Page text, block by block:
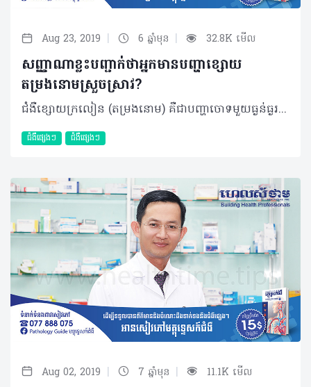
Aug 23, 2019 | 6 ឆ្នាំមុន | 32.8K មើល
សញ្ញាណាខ្លះបញ្ជាក់ថាអ្នកមានបញ្ហាខ្សោយ
តម្រងនោមស្រួចស្រាវ?
ជំងឺខ្សោយក្រលៀន (តម្រងនោម) គឺជាបញ្ហាចោទមួយធ្ងន់ធ្ងរផងដែរ។ ជាក់ស្តែង ប្រទេសកម្ពុជា ជំងឺខ្សោយក្រលៀនជាប្រធានបទក្តៅគគុកមួយដែលប្រជាជនកំពុងតែចាប់អារម្មណ៍ ហើយក៏មានការភ័យខ្លាចថែមទៀតផង។ តើអ្វីជាបញ្ហាខ្សោយតម្រងនោមស្រួចស្រាវ? បញ្ហាខ្សោយតម្រងនោមស្រួចស្រាវគឺជាការថយចុះភ្លាមៗនូវមុខងារនៃការច្រោះទឹកនោម ( La baisse brutale du debit de filtration glomerulaire) បណ្តាលឲ្យមានការចាល់នូវសារធាតុពុលក្នុងរាងកាយ (Hyperuricémie, Hypercréatininémie…)។ អ្វីជាមូលហេតុចម្បង និងកត្តាជំរុញនៃបញ្ហាខ្សោយតម្រងនោមស្រួចស្រាវ? • ការខ្សោយក្រលៀនស្រួចស្រាវដោយការស្ទះផ្លូវបង្ហួរនោម (IRA Obstructive) ក្រួសក្នុងប្រព័ន្ធបង្ហូរទឹកនោម។ ក្នុងនោះក៏មានករណីពិសេសមួយចំនួនផងដែរ ដូចជាក្រួសស្ទះបង្ហូរទឹកនោមនៃបុគ្គលដែលមានតម្រងនោមតែម្ខាងពីកំណើត(Rein Unique)។ មួយវិញទៀតគឺក្រួសស្ទះក្នុងផ្លូវបង្ហូរទឹកនោមទាំងសងខាងតែម្តង (Lithiases Urinaires Obstructives Bilaterales) • ការខ្សោយក្រលៀនស្រួចស្រាវនៃមុខងារ (IRA Fonctionnelle) ការបាត់បង់ជាតិទឹកខាងក្រៅកោសិកាក្នុងករណីនេះមានដូចជា៖ បាត់បង់ជាតិទឹកតាមរយៈការក្អួត រាកខ្លាំង ការរលាកខ្លាំង ការនោមច្រើននៃអ្នកជំងឺទឹកនោមផ្អែម ឬការនោមច្រើនក្រោយពេលវះកាត់ក្រួសក្នុងប្រព័ន្ធផ្លូវបង្ហូរទឹកនោម (Syndrome de leve d’ostacle) ការថយចុះនៃបរិមាណឈាម ទឹកនោមប្រៃធ្ងន់ធ្ងរ ក្រិនថ្លើមធ្ងន់ធ្ងរ ការចុះសម្ពាធឈាម និងការព្យាបាលដោយថ្នាំបញ្ចុះទឹកនោមហួសកម្រិត ឬមិនបានទៅពិនិត្យតាមដានជាមួយវេជ្ជបណ្ឌិត • ការខូចខាតទៅលើសាច់តម្រងនោមតែម្តង (IRA Organique)។ ក្រៅពីមូលហេតុចម្បងខាងលើ ក៏មានកត្តាជំរុញផ្សេងទៀតផងដែររួមមាន៖ ជំងឺដុំសាច់ប្រូស្តាត ដុំសាច់ប្លោកនោម មហារីកមាត់ស្បូន ឬដៃស្បូនដែលមានការរីករាលដាលស៊ីដល់ផ្លូវបង្ហូរទឹកនោម ឬអាចសង្កត់ទៅលើផ្លូវបង្ហូរទឹកនោម ព្រមទាំងមានការរលាកសាច់តម្រងនោមរុំារ៉ៃនិងការចុះខ្សោយក្រពេញលើតម្រងនោម (Insuffisance Surrénale)។ ក្នុងនេះផងដែរ គេសង្កេតឃើញថា បុគ្គលដែលងាយប្រឈមនឹងជំងឺនេះមានដូចជា៖ • ធ្លាប់មានប្រវត្តិកើតក្រួសក្នុងប្រព័ន្ធតម្រងនោម • លើសជាតិអាស៊ីតអ៊ុយរិច (+/- Calcul acideuique) • អ្នកជំងឺក្រិនថ្លើមធ្ងន់ធ្ងរ • តំណពូជជាដើម។ល។ តើបញ្ហាខ្សោយតម្រងនោមស្រួចស្រាវនេះមានសញ្ញាសម្គាល់អ្វីខ្លះ? យើងអាចកត់សម្គាល់នូវរោគសញ្ញាខាងក្រោមដើម្បីជាគន្លឹះដែលអាចសង្ស័យថាជាការខ្សោយតម្រងនោមស្រួចស្រាវ ដែលសញ្ញាទាំងនោះមានដូចជា៖ • ប្រវត្តិធ្លាប់មានក្រួសប្រព័ន្ធតម្រងនោម៖ ឈឺចុកចង្កេះដែលមានការរាលចាក់ទៅអវៈយវៈភេទខាងក្រៅដែលគេហៅថាចុកតម្រងនោម(Colique Néphrétique) • អ្នកជំងឺអាចមានអាការៈលើសសម្ពាធឈាមឈឺក្បាល មិនឃ្លានបាយ ហត់ ក្អួតចង្អោរ ស្រវាំងភ្នែក ប្រកាច់ សន្លប់ ថយចុះនូវបរិមាណទឹកនោម (Oligurie
ជំងឺផ្សេងៗ ជំងឺផ្សេងៗ
Aug 02, 2019 | 7 ឆ្នាំមុន | 11.1K មើល